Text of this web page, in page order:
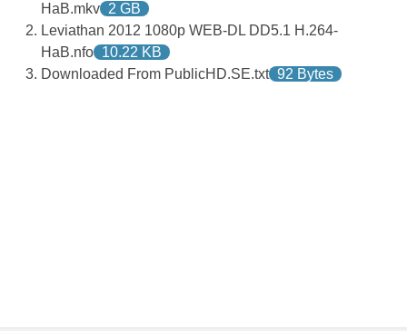
HaB.mkv 2 GB
Leviathan 2012 1080p WEB-DL DD5.1 H.264-
HaB.nfo 10.22 KB
Downloaded From PublicHD.SE.txt 92 Bytes